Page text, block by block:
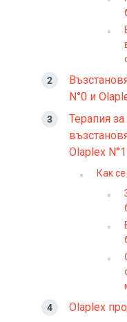
N°0 и
Терапия
Olaplex
Как
Olaplex